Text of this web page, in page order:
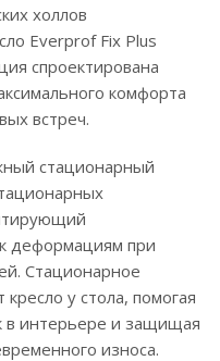
холлов
Everprof Fix Plus
спроектирована
комфорта
встреч.
стационарный
деформациям при
Стационарное
у стола, помогая
в интерьере и защищая
износа.